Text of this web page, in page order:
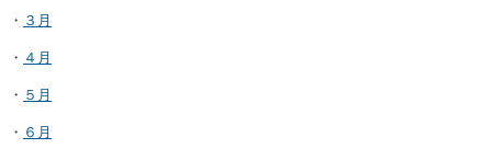
・ ３月
・ ４月
・ ５月
・ ６月